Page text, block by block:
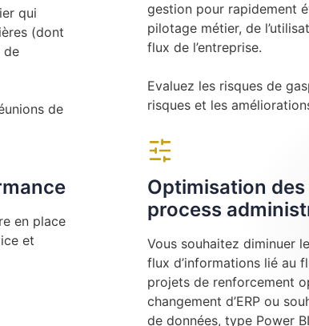
qui
(dont
de
de
gestion pour rapidement
pilotage métier, de
flux de l’entreprise.
Evaluez les risques de
risques et les
en place
et
Optimisation
process
Vous souhaitez diminuer
flux d’informations lié au
projets de renforcement
changement d’ERP ou
de données, type Power